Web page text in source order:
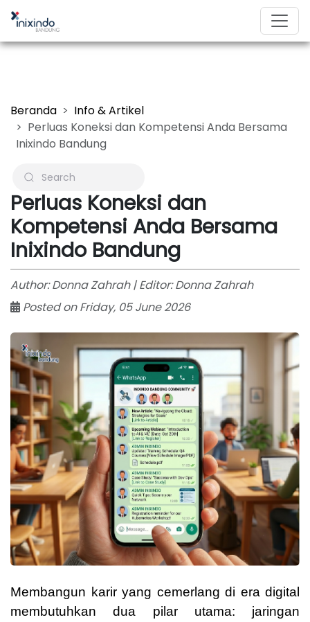
Beranda
Info & Artikel
Perluas Koneksi dan Kompetensi Anda Bersama
Inixindo Bandung
Perluas Koneksi dan
Kompetensi Anda Bersama
Inixindo Bandung
Author: Donna Zahrah | Editor: Donna Zahrah
Posted on Friday, 05 June 2026
Membangun karir yang cemerlang di era digital
membutuhkan dua pilar utama: jaringan